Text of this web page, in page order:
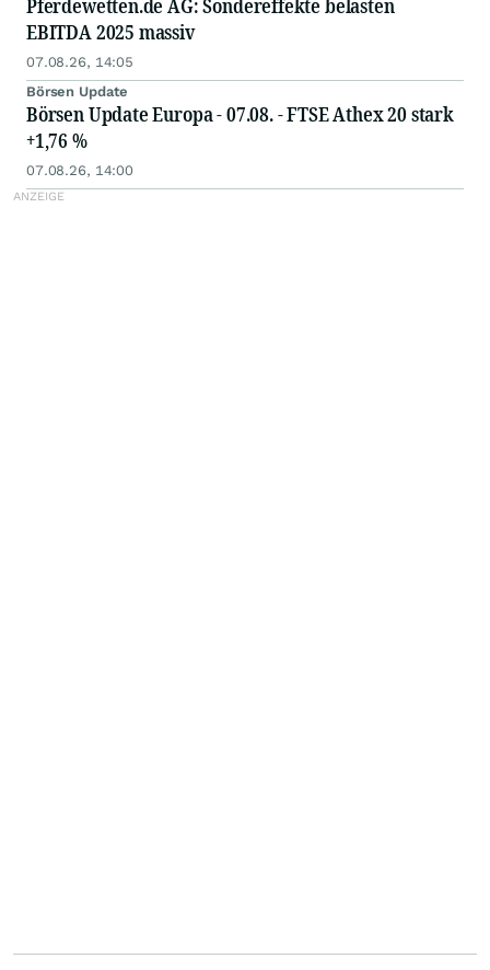
Pferdewetten.de AG: Sondereffekte belasten
EBITDA 2025 massiv
07.08.26, 14:05
Börsen Update
Börsen Update Europa - 07.08. - FTSE Athex 20 stark
+1,76 %
07.08.26, 14:00